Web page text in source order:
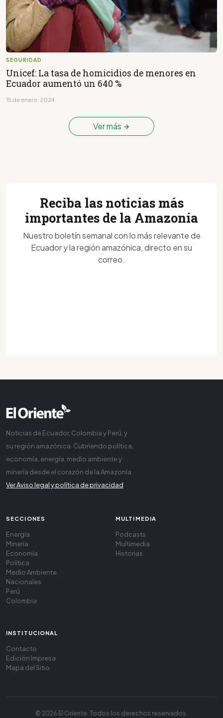
SEGURIDAD
Unicef: La tasa de homicidios de menores en
Ecuador aumentó un 640 %
15 de enero, 2024
Ver más
Reciba las noticias más
importantes de la Amazonía
Nuestro boletín semanal con lo más relevante de
Ecuador y la región amazónica, directo en su
correo.
Noticias de Ecuador, Colombia y Perú, y
su región amazónica. Cubriendo política,
economía, energía, medio ambiente y
minería desde el corazón de la Amazonía
Ver Aviso legal y política de privacidad
SECCIONES
Energía
Minería
Economía
Política
Medio Ambiente
Nacionales
Perú
Colombia
MULTIMEDIA
Podcasts
Multimedia
Historias
INSTITUCIONAL
Contacto
Edición Impresa
Mapa del Sitio
© 2026 El Oriente. Todos los derechos reservados.